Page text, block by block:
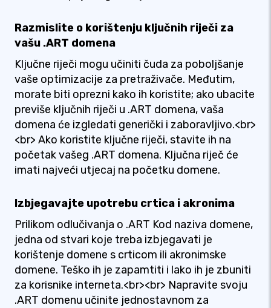
Razmislite o korištenju ključnih riječi za
vašu .ART domena
Ključne riječi mogu učiniti čuda za poboljšanje
vaše optimizacije za pretraživače. Međutim,
morate biti oprezni kako ih koristite; ako ubacite
previše ključnih riječi u .ART domena, vaša
domena će izgledati generički i zaboravljivo.<br>
<br> Ako koristite ključne riječi, stavite ih na
početak vašeg .ART domena. Ključna riječ će
imati najveći utjecaj na početku domene.
Izbjegavajte upotrebu crtica i akronima
Prilikom odlučivanja o .ART Kod naziva domene,
jedna od stvari koje treba izbjegavati je
korištenje domene s crticom ili akronimske
domene. Teško ih je zapamtiti i lako ih je zbuniti
za korisnike interneta.<br><br> Napravite svoju
.ART domenu učinite jednostavnom za